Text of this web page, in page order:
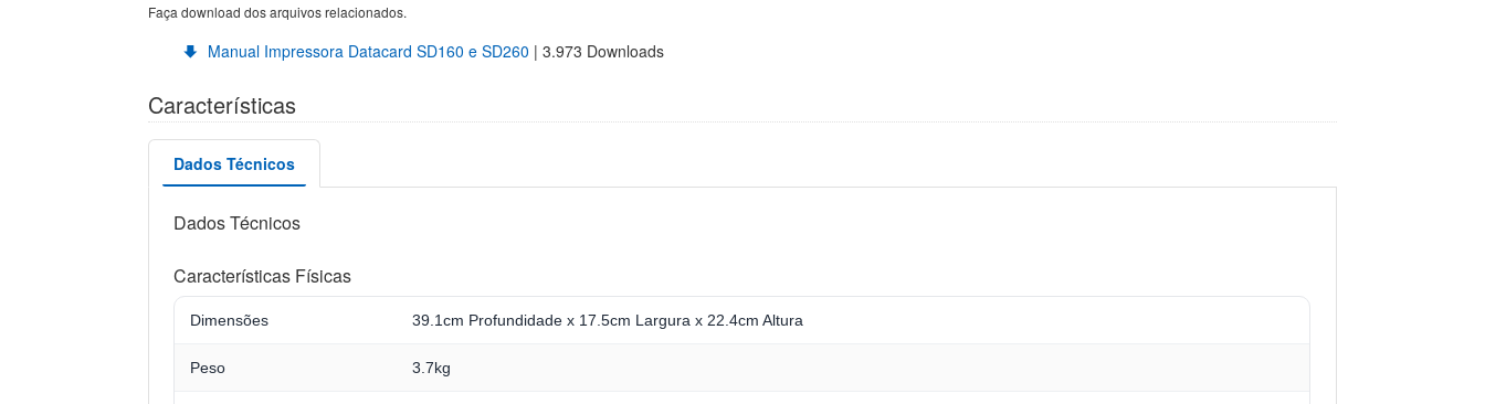
Faça download dos arquivos relacionados.
Manual Impressora Datacard SD160 e SD260 | 3.973 Downloads
Características
Dados Técnicos
Dados Técnicos
Características Físicas
Dimensões 39.1cm Profundidade x 17.5cm Largura x 22.4cm Altura
Peso 3.7kg